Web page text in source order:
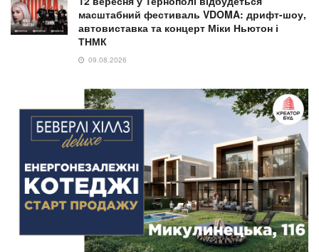
масштабний фестиваль VDOMA: дрифт-шоу,
автовиставка та концерт Міки Ньютон і
ТНМК
09.08.2026